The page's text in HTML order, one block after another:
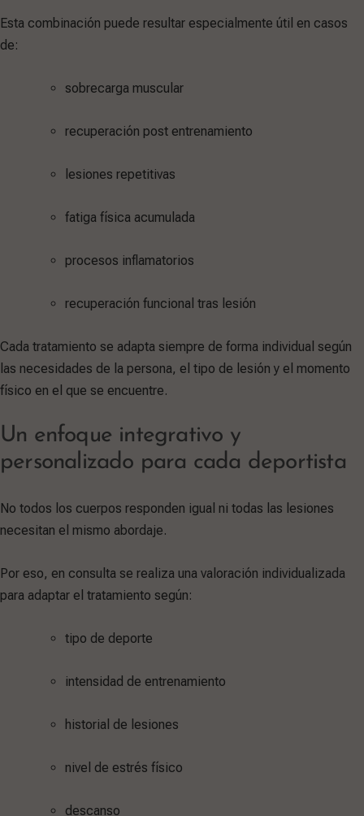
Esta combinación puede resultar especialmente útil en casos
de:
sobrecarga muscular
recuperación post entrenamiento
lesiones repetitivas
fatiga física acumulada
procesos inflamatorios
recuperación funcional tras lesión
Cada tratamiento se adapta siempre de forma individual según
las necesidades de la persona, el tipo de lesión y el momento
físico en el que se encuentre.
Un enfoque integrativo y
personalizado para cada deportista
No todos los cuerpos responden igual ni todas las lesiones
necesitan el mismo abordaje.
Por eso, en consulta se realiza una valoración individualizada
para adaptar el tratamiento según:
tipo de deporte
intensidad de entrenamiento
historial de lesiones
nivel de estrés físico
descanso